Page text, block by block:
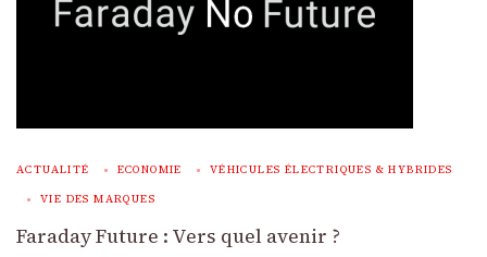
ACTUALITÉ ECONOMIE VÉHICULES ÉLECTRIQUES & HYBRIDES
VIE DES MARQUES
Faraday Future : Vers quel avenir ?